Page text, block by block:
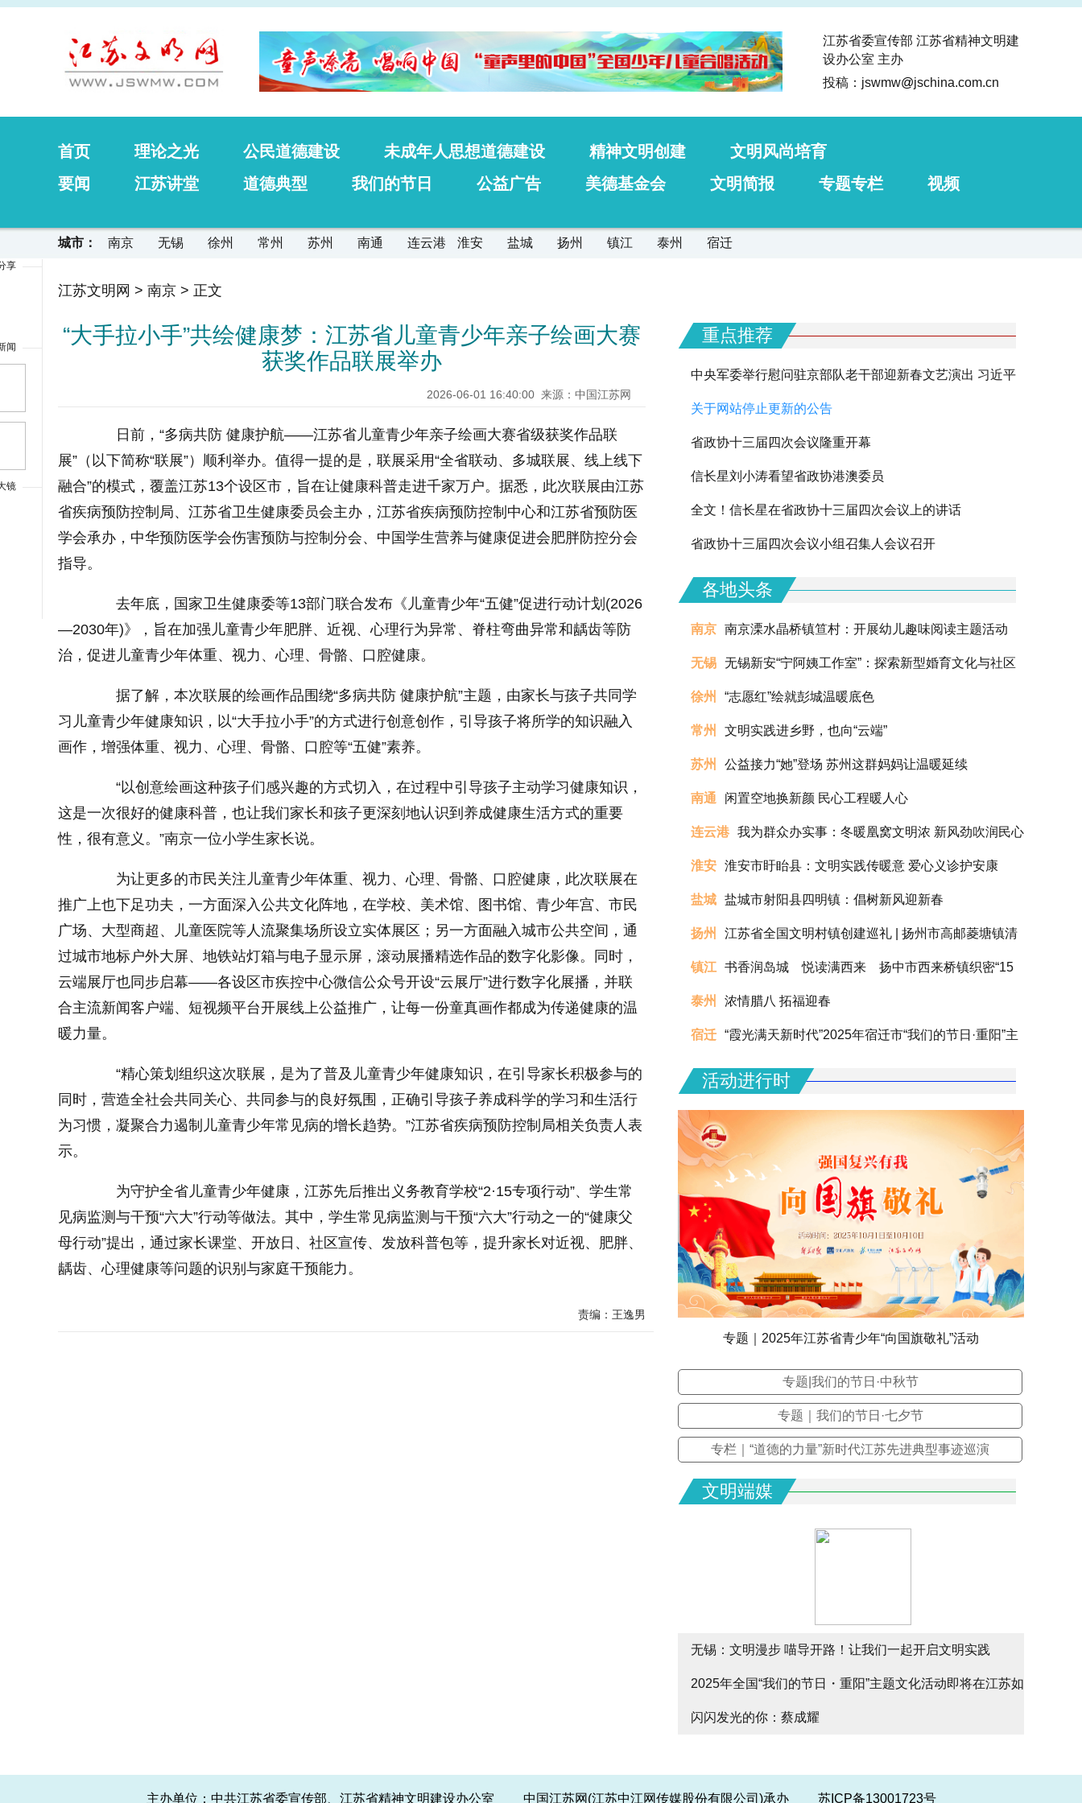
江苏省委宣传部 江苏省精神文明建
设办公室 主办
投稿：jswmw@jschina.com.cn
首页 理论之光 公民道德建设 未成年人思想道德建设 精神文明创建
文明风尚培育
要闻
江苏讲堂 道德典型 我们的节日 公益广告 美德基金会 文明简报 专题专栏 视频
城市： 南京 无锡 徐州 常州 苏州 南通 连云港 淮安 盐城 扬州 镇江 泰州 宿迁
江苏文明网 > 南京 > 正文
“大手拉小手”共绘健康梦：江苏省儿童青少年亲子绘画大赛
获奖作品联展举办
2026-06-01 16:40:00 来源：中国江苏网
日前，“多病共防 健康护航——江苏省儿童青少年亲子绘画大赛省级获奖作品联
展”（以下简称“联展”）顺利举办。值得一提的是，联展采用“全省联动、多城联展、线上线下
融合”的模式，覆盖江苏13个设区市，旨在让健康科普走进千家万户。据悉，此次联展由江苏
省疾病预防控制局、江苏省卫生健康委员会主办，江苏省疾病预防控制中心和江苏省预防医
学会承办，中华预防医学会伤害预防与控制分会、中国学生营养与健康促进会肥胖防控分会
指导。
去年底，国家卫生健康委等13部门联合发布《儿童青少年“五健”促进行动计划(2026
—2030年)》，旨在加强儿童青少年肥胖、近视、心理行为异常、脊柱弯曲异常和龋齿等防
治，促进儿童青少年体重、视力、心理、骨骼、口腔健康。
据了解，本次联展的绘画作品围绕“多病共防 健康护航”主题，由家长与孩子共同学
习儿童青少年健康知识，以“大手拉小手”的方式进行创意创作，引导孩子将所学的知识融入
画作，增强体重、视力、心理、骨骼、口腔等“五健”素养。
“以创意绘画这种孩子们感兴趣的方式切入，在过程中引导孩子主动学习健康知识，
这是一次很好的健康科普，也让我们家长和孩子更深刻地认识到养成健康生活方式的重要
性，很有意义。”南京一位小学生家长说。
为让更多的市民关注儿童青少年体重、视力、心理、骨骼、口腔健康，此次联展在
推广上也下足功夫，一方面深入公共文化阵地，在学校、美术馆、图书馆、青少年宫、市民
广场、大型商超、儿童医院等人流聚集场所设立实体展区；另一方面融入城市公共空间，通
过城市地标户外大屏、地铁站灯箱与电子显示屏，滚动展播精选作品的数字化影像。同时，
云端展厅也同步启幕——各设区市疾控中心微信公众号开设“云展厅”进行数字化展播，并联
合主流新闻客户端、短视频平台开展线上公益推广，让每一份童真画作都成为传递健康的温
暖力量。
“精心策划组织这次联展，是为了普及儿童青少年健康知识，在引导家长积极参与的
同时，营造全社会共同关心、共同参与的良好氛围，正确引导孩子养成科学的学习和生活行
为习惯，凝聚合力遏制儿童青少年常见病的增长趋势。”江苏省疾病预防控制局相关负责人表
示。
为守护全省儿童青少年健康，江苏先后推出义务教育学校“2·15专项行动”、学生常
见病监测与干预“六大”行动等做法。其中，学生常见病监测与干预“六大”行动之一的“健康父
母行动”提出，通过家长课堂、开放日、社区宣传、发放科普包等，提升家长对近视、肥胖、
龋齿、心理健康等问题的识别与家庭干预能力。
责编：王逸男
重点推荐
中央军委举行慰问驻京部队老干部迎新春文艺演出 习近平
向全军老同志祝贺新春
关于网站停止更新的公告
省政协十三届四次会议隆重开幕
信长星刘小涛看望省政协港澳委员
全文！信长星在省政协十三届四次会议上的讲话
省政协十三届四次会议小组召集人会议召开
各地头条
南京 南京溧水晶桥镇笪村：开展幼儿趣味阅读主题活动
无锡 无锡新安“宁阿姨工作室”：探索新型婚育文化与社区
治理融合的创新实践
徐州 “志愿红”绘就彭城温暖底色
常州 文明实践进乡野，也向“云端”
苏州 公益接力“她”登场 苏州这群妈妈让温暖延续
南通 闲置空地换新颜 民心工程暖人心
连云港 我为群众办实事：冬暖凰窝文明浓 新风劲吹润民心
淮安 淮安市盱眙县：文明实践传暖意 爱心义诊护安康
盐城 盐城市射阳县四明镇：倡树新风迎新春
扬州 江苏省全国文明村镇创建巡礼 | 扬州市高邮菱塘镇清
真村
镇江 书香润岛城 悦读满西来 扬中市西来桥镇织密“15
分钟阅读圈”滋养全龄人生
泰州 浓情腊八 拓福迎春
宿迁 “霞光满天新时代”2025年宿迁市“我们的节日·重阳”主
场活动圆满举办
活动进行时
专题｜2025年江苏省青少年“向国旗敬礼”活动
专题|我们的节日·中秋节
专题｜我们的节日·七夕节
专栏｜“道德的力量”新时代江苏先进典型事迹巡演
文明端媒
无锡：文明漫步 喵导开路！让我们一起开启文明实践
citywalk
2025年全国“我们的节日・重阳”主题文化活动即将在江苏如
皋启幕
闪闪发光的你：蔡成耀
主办单位：中共江苏省委宣传部、江苏省精神文明建设办公室 中国江苏网(江苏中江网传媒股份有限公司)承办 苏ICP备13001723号
享
闻
镜